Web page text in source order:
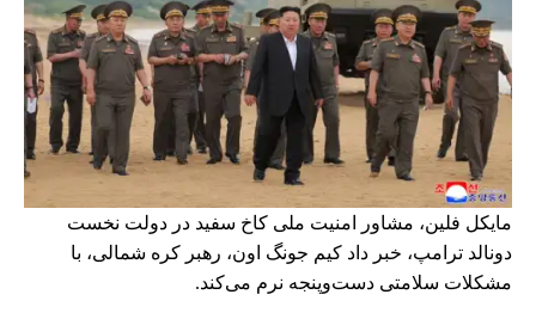
مایکل فلین، مشاور امنیت ملی کاخ سفید در دولت نخست
دونالد ترامپ، خبر داد کیم جونگ اون، رهبر کره شمالی، با
مشکلات سلامتی دست‌وپنجه نرم می‌کند.